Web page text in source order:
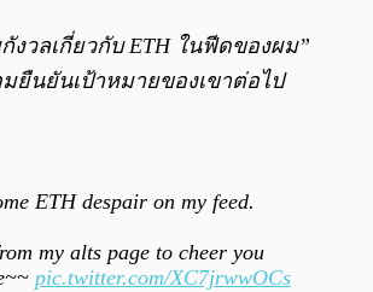
งวลเกี่ยวกับ ETH ในฟีดของผม”
ยืนยันเป้าหมายของเขาต่อไป
ETH despair on my feed.
my alts page to cheer you
pic.twitter.com/XC7jrwwOCs